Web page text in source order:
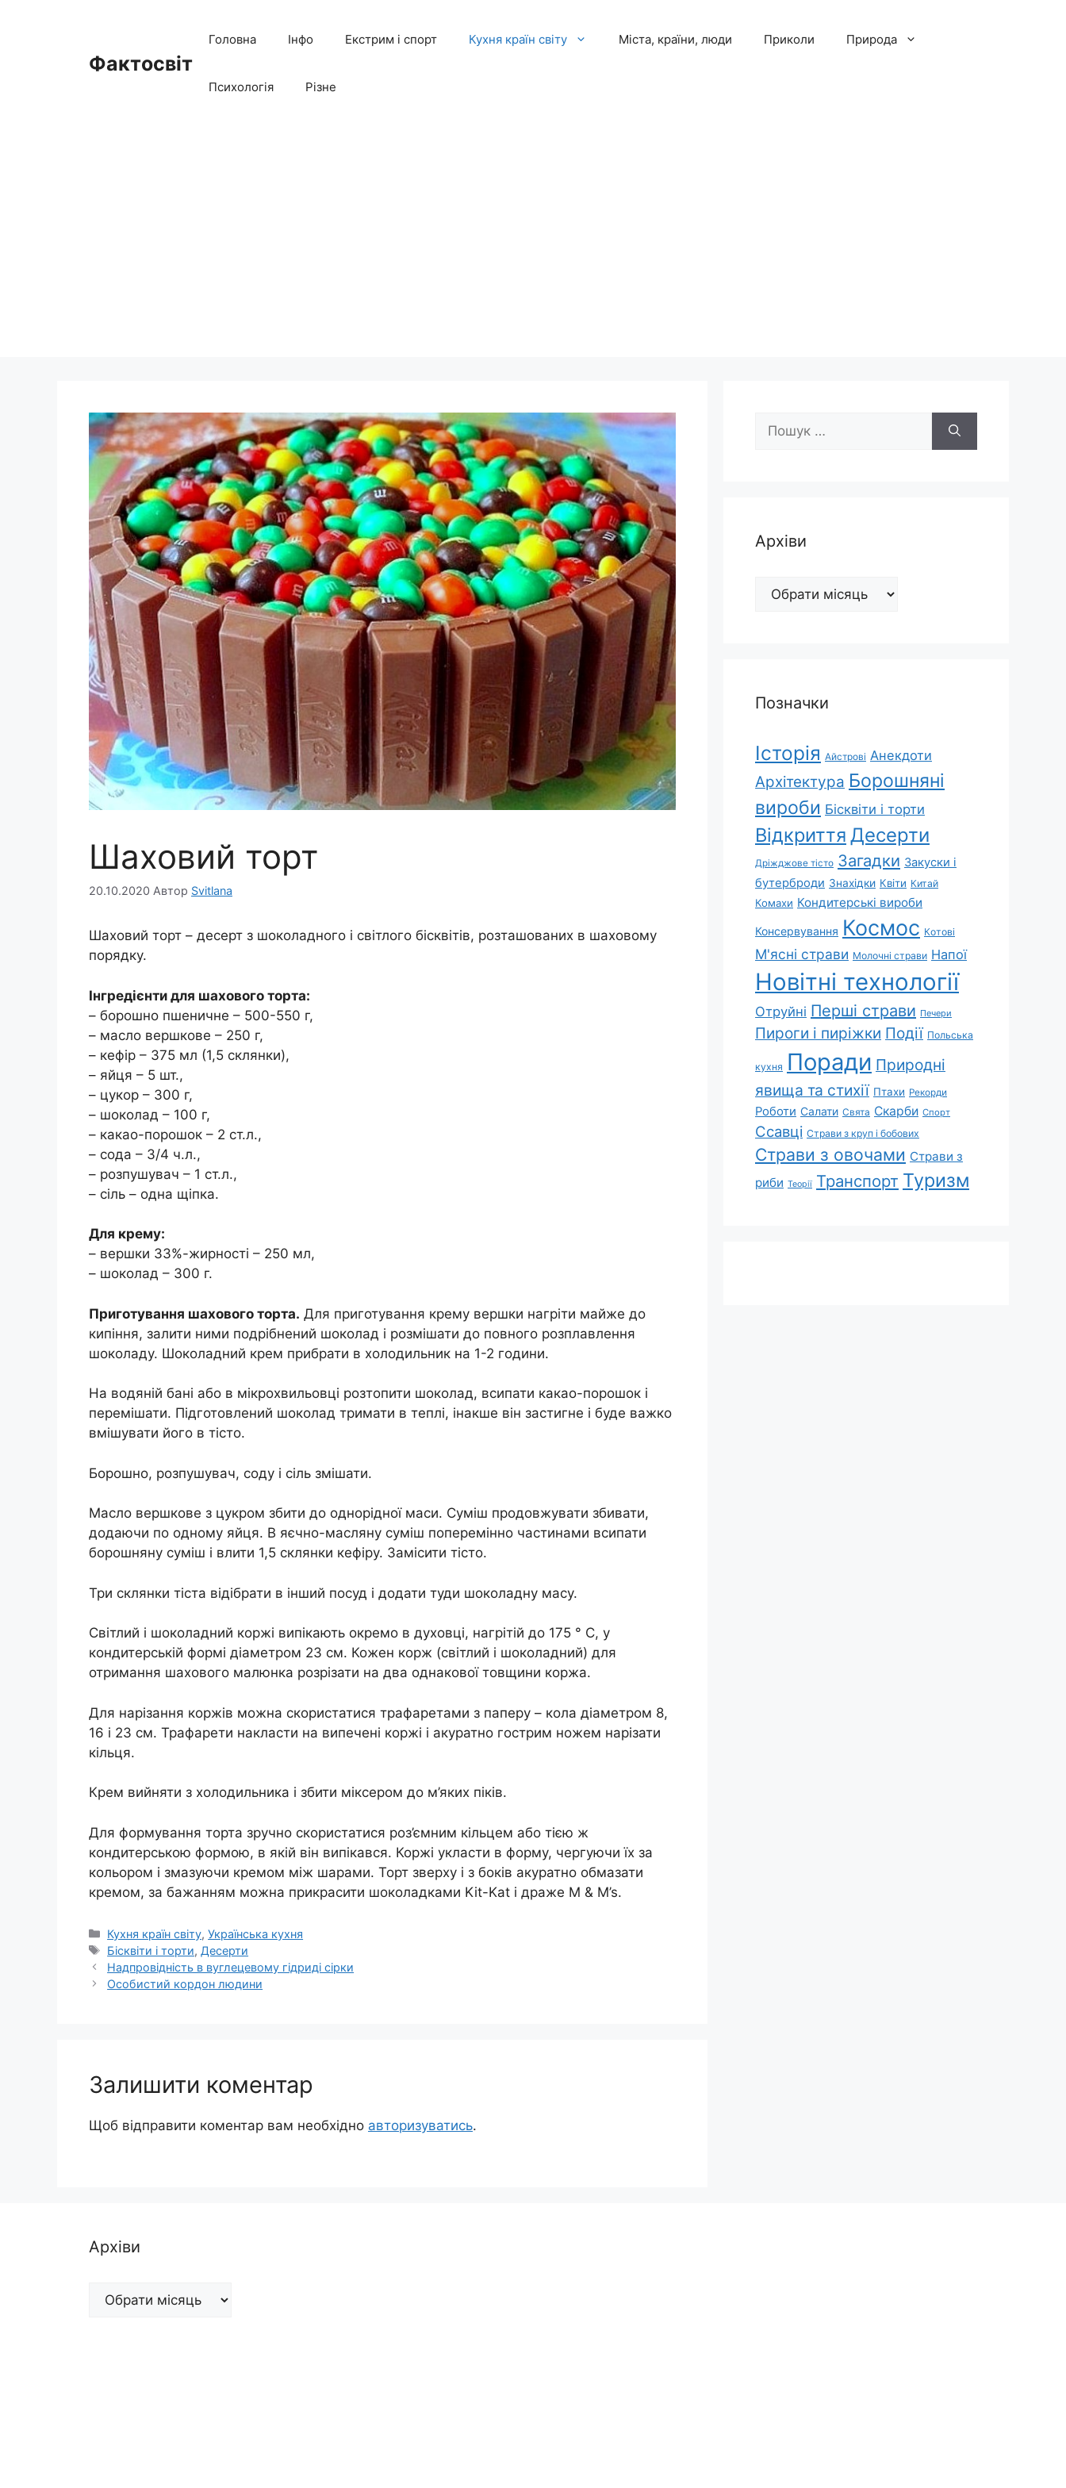
Фактосвіт
Головна Інфо Екстрим і спорт Кухня країн світу Міста, країни, люди Приколи Природа
Психологія Різне
Шаховий торт
20.10.2020 Автор Svitlana
Шаховий торт – десерт з шоколадного і світлого бісквітів, розташованих в шаховому
порядку.
Інгредієнти для шахового торта:
– борошно пшеничне – 500-550 г,
– масло вершкове – 250 г,
– кефір – 375 мл (1,5 склянки),
– яйця – 5 шт.,
– цукор – 300 г,
– шоколад – 100 г,
– какао-порошок – 2 ст.л.,
– сода – 3/4 ч.л.,
– розпушувач – 1 ст.л.,
– сіль – одна щіпка.
Для крему:
– вершки 33%-жирності – 250 мл,
– шоколад – 300 г.
Приготування шахового торта. Для приготування крему вершки нагріти майже до
кипіння, залити ними подрібнений шоколад і розмішати до повного розплавлення
шоколаду. Шоколадний крем прибрати в холодильник на 1-2 години.
На водяній бані або в мікрохвильовці розтопити шоколад, всипати какао-порошок і
перемішати. Підготовлений шоколад тримати в теплі, інакше він застигне і буде важко
вмішувати його в тісто.
Борошно, розпушувач, соду і сіль змішати.
Масло вершкове з цукром збити до однорідної маси. Суміш продовжувати збивати,
додаючи по одному яйця. В яєчно-масляну суміш поперемінно частинами всипати
борошняну суміш і влити 1,5 склянки кефіру. Замісити тісто.
Три склянки тіста відібрати в інший посуд і додати туди шоколадну масу.
Світлий і шоколадний коржі випікають окремо в духовці, нагрітій до 175 ° С, у
кондитерській формі діаметром 23 см. Кожен корж (світлий і шоколадний) для
отримання шахового малюнка розрізати на два однакової товщини коржа.
Для нарізання коржів можна скористатися трафаретами з паперу – кола діаметром 8,
16 і 23 см. Трафарети накласти на випечені коржі і акуратно гострим ножем нарізати
кільця.
Крем вийняти з холодильника і збити міксером до м’яких піків.
Для формування торта зручно скористатися роз’ємним кільцем або тією ж
кондитерською формою, в якій він випікався. Коржі укласти в форму, чергуючи їх за
кольором і змазуючи кремом між шарами. Торт зверху і з боків акуратно обмазати
кремом, за бажанням можна прикрасити шоколадками Kit-Kat і драже M & M’s.
Категорії
Кухня країн світу,Українська кухня
Позначки
Бісквіти і торти, Десерти
Надпровідність в вуглецевому гідриді сірки
Особистий кордон людини
Залишити коментар
Щоб відправити коментар вам необхідно авторизуватись.
Пошук:
Архіви
Архіви
Позначки
Історія Айстрові Анекдоти
Архітектура Борошняні
вироби Бісквіти і торти
Відкриття Десерти
Дріжджове тісто Загадки Закуски і
бутерброди Знахідки Квіти Китай
Комахи Кондитерські вироби
Консервування Космос Котові
М'ясні страви Молочні страви Напої
Новітні технології
Отруйні Перші страви Печери
Пироги і пиріжки Події Польська
кухня Поради Природні
явища та стихії Птахи Рекорди
Роботи Салати Свята Скарби Спорт
Ссавці Страви з круп і бобових
Страви з овочами Страви з
риби Теорії Транспорт Туризм
Архіви
Архіви